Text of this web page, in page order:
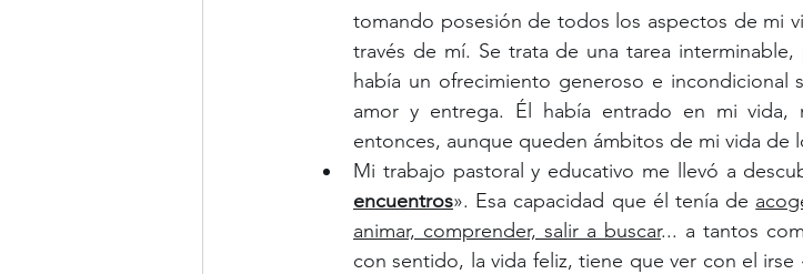
tomando posesión de todos los aspectos de mi
través de mí. Se trata de una tarea
había un ofrecimiento generoso e incondicional
amor y entrega. Él había entrado en mi vida,
entonces, aunque queden ámbitos de mi vida de
Mi trabajo pastoral y educativo me llevó a
encuentros». Esa capacidad que él tenía de
animar, comprender, salir a buscar... a tantos
con sentido, la vida feliz, tiene que ver con el irse